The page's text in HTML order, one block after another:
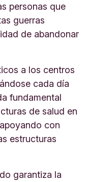
personas que
guerras
de abandonar
a los centros
cada día
fundamental
de salud en
con
estructuras
garantiza la